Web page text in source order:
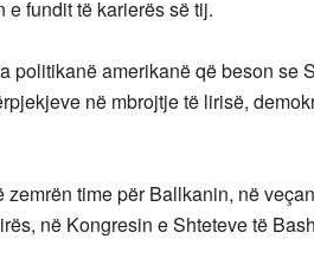
fundit të karierës së tij.
politikanë amerikanë që beson se
në mbrojtje të lirisë,
time për Ballkanin, në
në Kongresin e Shteteve të